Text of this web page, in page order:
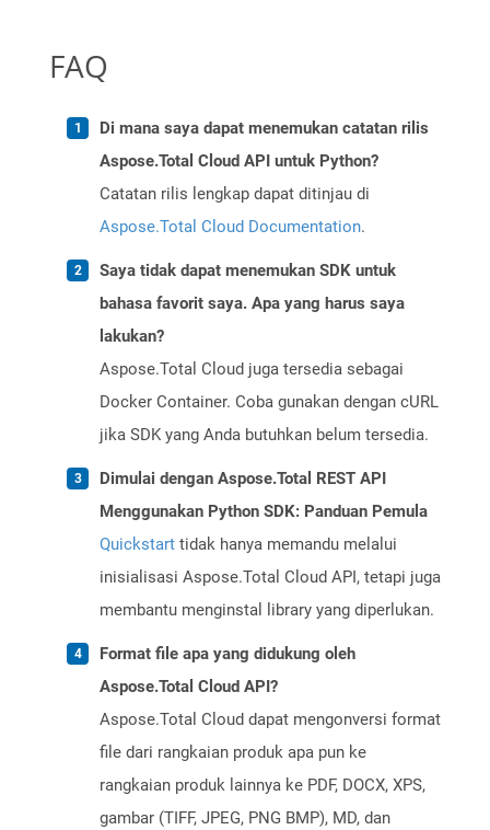
FAQ
Di mana saya dapat menemukan catatan rilis
Aspose.Total Cloud API untuk Python?
Catatan rilis lengkap dapat ditinjau di
Aspose.Total Cloud Documentation.
Saya tidak dapat menemukan SDK untuk
bahasa favorit saya. Apa yang harus saya
lakukan?
Aspose.Total Cloud juga tersedia sebagai
Docker Container. Coba gunakan dengan cURL
jika SDK yang Anda butuhkan belum tersedia.
Dimulai dengan Aspose.Total REST API
Menggunakan Python SDK: Panduan Pemula
Quickstart tidak hanya memandu melalui
inisialisasi Aspose.Total Cloud API, tetapi juga
membantu menginstal library yang diperlukan.
Format file apa yang didukung oleh
Aspose.Total Cloud API?
Aspose.Total Cloud dapat mengonversi format
file dari rangkaian produk apa pun ke
rangkaian produk lainnya ke PDF, DOCX, XPS,
gambar (TIFF, JPEG, PNG BMP), MD, dan